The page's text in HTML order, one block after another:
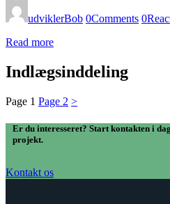
udviklerBob 0Comments 0
Read more
Indlægsinddeling
Page 1 Page 2 >
Er du interesseret? Start kontakten i
projekt.
Kontakt os